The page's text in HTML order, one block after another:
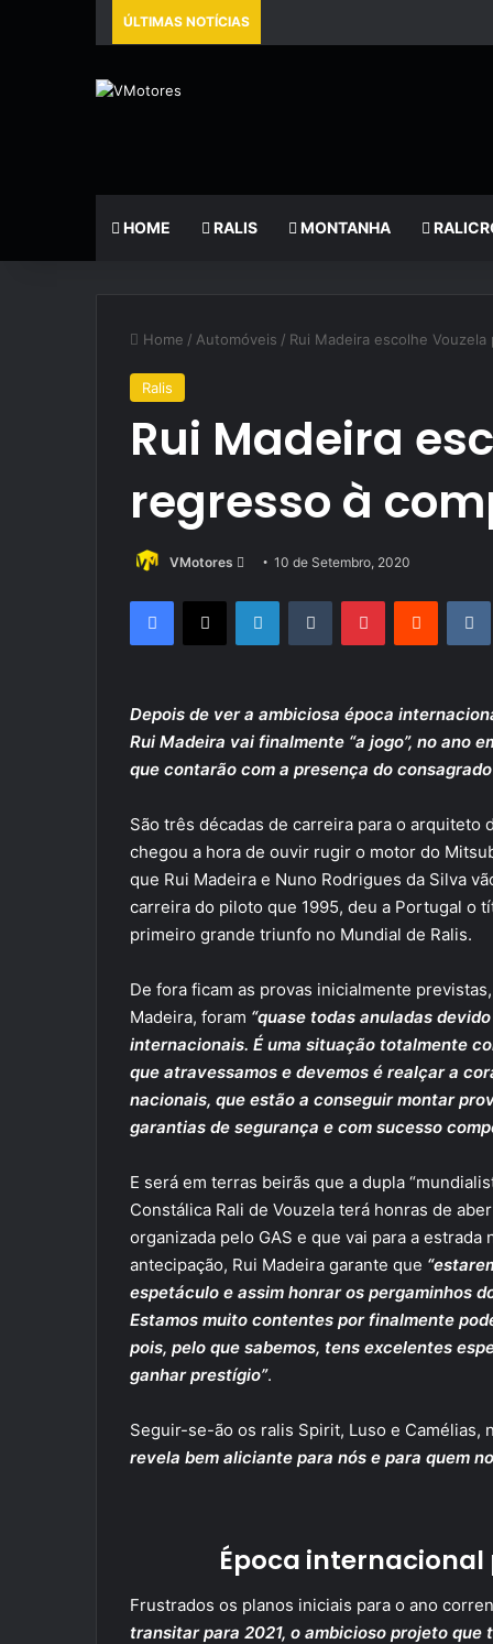
ÚLTIMAS NOTÍCIAS
HOME RALIS MONTANHA
Home / Automóveis / Rui Madeira escolhe
Ralis
Rui Madeira
regresso à
VMotores
Send
email
10 de Setembro, 2020
Facebook
X LinkedInTumblr PinterestReddit
Depois de ver a ambiciosa época
Rui Madeira vai finalmente “a jogo”, no ano
que contarão com a presença do
São três décadas de carreira para o arquiteto
chegou a hora de ouvir rugir o motor do
que Rui Madeira e Nuno Rodrigues da Silva
carreira do piloto que 1995, deu a Portugal o
primeiro grande triunfo no Mundial de Ralis.
De fora ficam as provas inicialmente
Madeira, foram “quase todas anuladas
internacionais. É uma situação totalmente
que atravessamos e devemos é realçar a
nacionais, que estão a conseguir montar
garantias de segurança e com sucesso
E será em terras beirãs que a dupla
Constálica Rali de Vouzela terá honras de
organizada pelo GAS e que vai para a
antecipação, Rui Madeira garante que
espetáculo e assim honrar os pergaminhos
Estamos muito contentes por finalmente
pois, pelo que sabemos, tens excelentes
ganhar prestígio”.
Seguir-se-ão os ralis Spirit, Luso e Camélias,
revela bem aliciante para nós e para quem
Época internacional
Frustrados os planos iniciais para o ano
transitar para 2021, o ambicioso projeto